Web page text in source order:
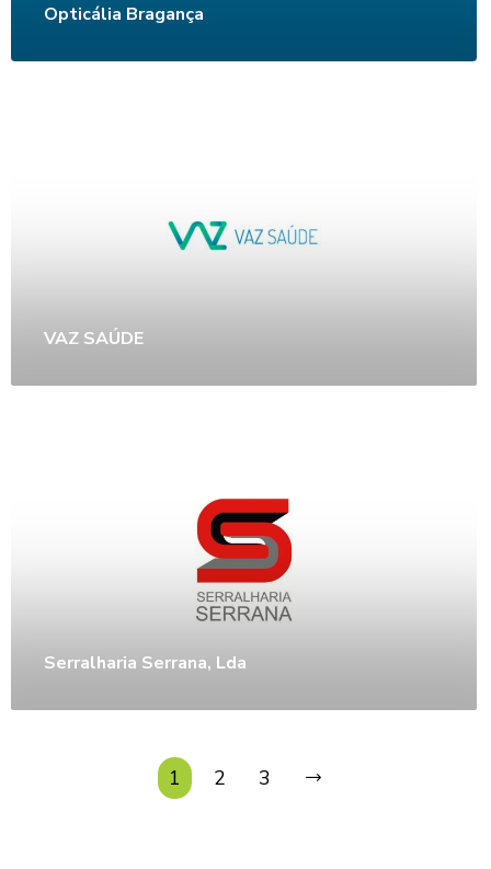
Opticália Bragança
VAZ SAÚDE
Serralharia Serrana, Lda
1 2 3